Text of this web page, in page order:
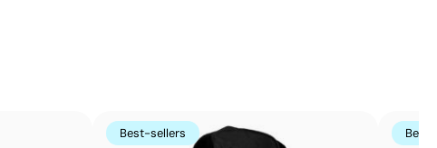
Best-sellers